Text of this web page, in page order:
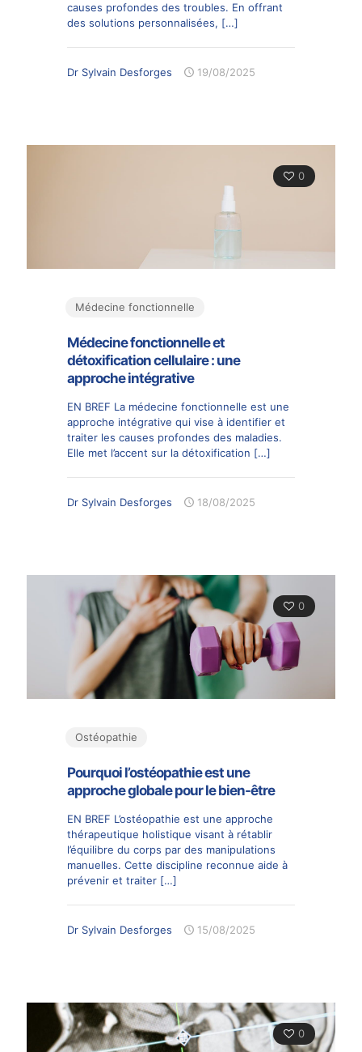
causes profondes des troubles. En offrant
des solutions personnalisées, […]
Dr Sylvain Desforges 19/08/2025
0
Médecine fonctionnelle
Médecine fonctionnelle et
détoxification cellulaire : une
approche intégrative
EN BREF La médecine fonctionnelle est une
approche intégrative qui vise à identifier et
traiter les causes profondes des maladies.
Elle met l’accent sur la détoxification […]
Dr Sylvain Desforges 18/08/2025
0
Ostéopathie
Pourquoi l’ostéopathie est une
approche globale pour le bien-être
EN BREF L’ostéopathie est une approche
thérapeutique holistique visant à rétablir
l’équilibre du corps par des manipulations
manuelles. Cette discipline reconnue aide à
prévenir et traiter […]
Dr Sylvain Desforges 15/08/2025
0